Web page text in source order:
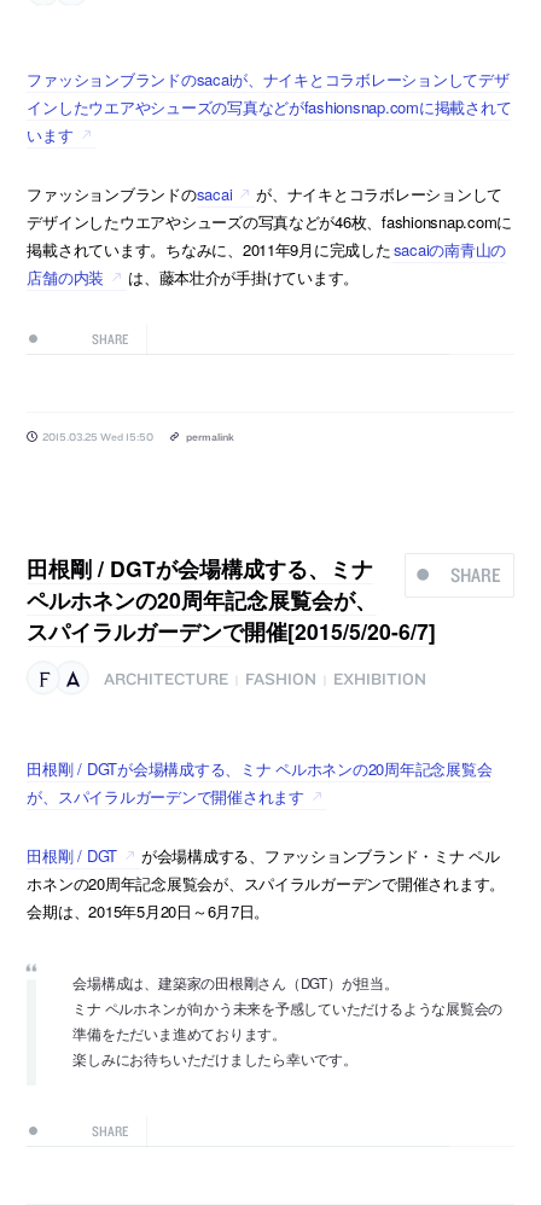
ファッションブランドのsacaiが、ナイキとコラボレーションしてデザ
インしたウエアやシューズの写真などがfashionsnap.comに掲載されて
います
ファッションブランドのsacai
が、ナイキとコラボレーションして
デザインしたウエアやシューズの写真などが46枚、fashionsnap.comに
掲載されています。ちなみに、2011年9月に完成したsacaiの南青山の
店舗の内装
は、藤本壮介が手掛けています。
SHARE
2015.03.25 Wed 15:50 permalink
SHARE
田根剛 / DGTが会場構成する、ミナ
ペルホネンの20周年記念展覧会が、
スパイラルガーデンで開催[2015/5/20-6/7]
ARCHITECTURE FASHION EXHIBITION
田根剛 / DGTが会場構成する、ミナ ペルホネンの20周年記念展覧会
が、スパイラルガーデンで開催されます
田根剛 / DGT
が会場構成する、ファッションブランド・ミナ ペル
ホネンの20周年記念展覧会が、スパイラルガーデンで開催されます。
会期は、2015年5月20日～6月7日。
会場構成は、建築家の田根剛さん（DGT）が担当。
ミナ ペルホネンが向かう未来を予感していただけるような展覧会の
準備をただいま進めております。
楽しみにお待ちいただけましたら幸いです。
SHARE